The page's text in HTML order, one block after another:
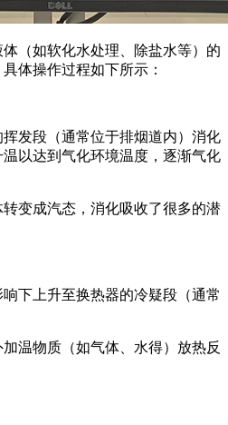
（如软化水处理、除盐水等）的
体操作过程如下所示：
发段（通常位于排烟道内）消化
以达到气化环境温度，逐渐气化
变成汽态，消化吸收了很多的潜
下上升至换热器的冷疑段（通常
温物质（如气体、水得）放热反